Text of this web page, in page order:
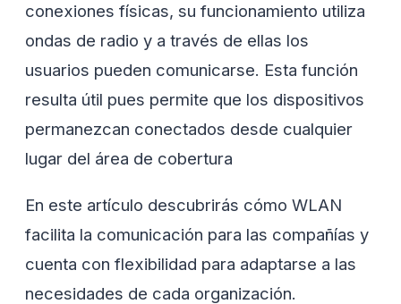
conexiones físicas, su funcionamiento utiliza
ondas de radio y a través de ellas los
usuarios pueden comunicarse. Esta función
resulta útil pues permite que los dispositivos
permanezcan conectados desde cualquier
lugar del área de cobertura
En este artículo descubrirás cómo WLAN
facilita la comunicación para las compañías y
cuenta con flexibilidad para adaptarse a las
necesidades de cada organización.